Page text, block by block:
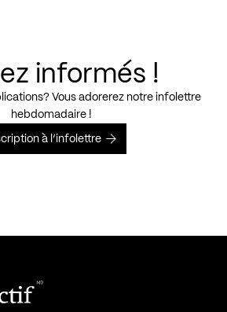
informés !
Vous adorerez notre infolettre
hebdomadaire !
à l’infolettre